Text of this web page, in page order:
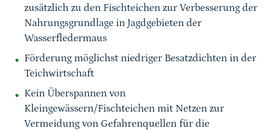
zusätzlich zu den Fischteichen zur Verbesserung der
Nahrungsgrundlage in Jagdgebieten der
Wasserfledermaus
Förderung möglichst niedriger Besatzdichten in der
Teichwirtschaft
Kein Überspannen von
Kleingewässern/Fischteichen mit Netzen zur
Vermeidung von Gefahrenquellen für die